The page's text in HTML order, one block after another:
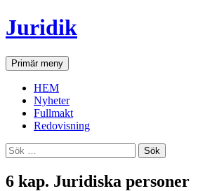
Hoppa
till
Juridik
SökPrimär meny
HEM
Nyheter
Fullmakt
Redovisning
Sök
efter:
6 kap. Juridiska personer